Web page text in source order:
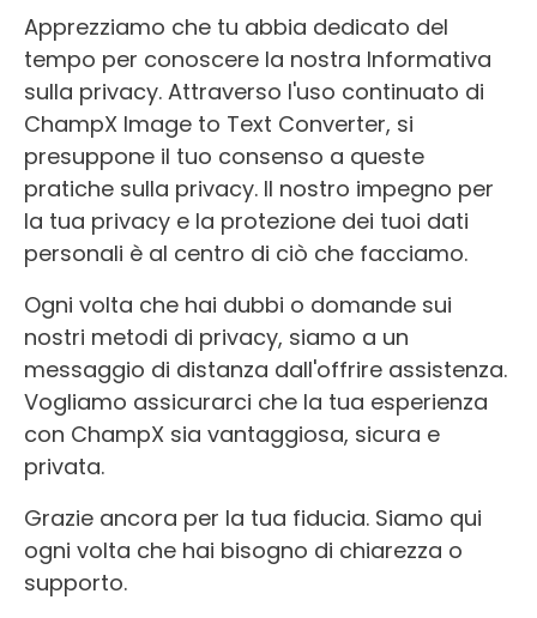
Apprezziamo che tu abbia dedicato del
tempo per conoscere la nostra Informativa
sulla privacy. Attraverso l'uso continuato di
ChampX Image to Text Converter, si
presuppone il tuo consenso a queste
pratiche sulla privacy. Il nostro impegno per
la tua privacy e la protezione dei tuoi dati
personali è al centro di ciò che facciamo.
Ogni volta che hai dubbi o domande sui
nostri metodi di privacy, siamo a un
messaggio di distanza dall'offrire assistenza.
Vogliamo assicurarci che la tua esperienza
con ChampX sia vantaggiosa, sicura e
privata.
Grazie ancora per la tua fiducia. Siamo qui
ogni volta che hai bisogno di chiarezza o
supporto.